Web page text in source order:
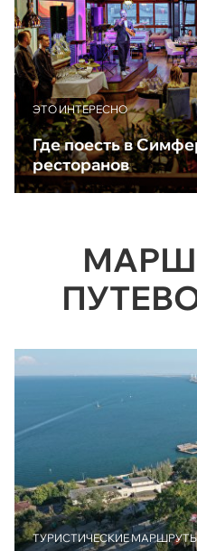
ЭТО ИНТЕРЕСНО
Где поесть в
ресторанов
ТУРИСТИЧЕСКИЕ